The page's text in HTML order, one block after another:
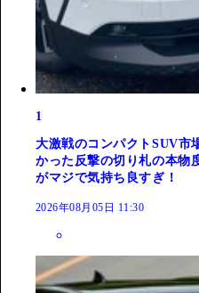
1
大激戦のコンパクトSUV
かった反撃の切り札の本
がマジで気持ち良すぎ！
2026年08月05日 11:30